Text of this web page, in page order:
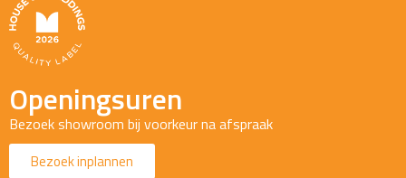
Openingsuren
Bezoek showroom bij voorkeur na afspraak
Bezoek inplannen